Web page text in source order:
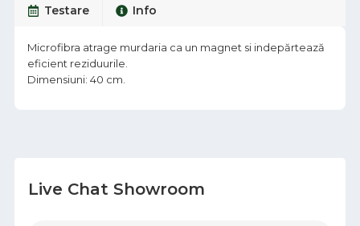
Live Chat Showroom
Testare Info
Microfibra atrage murdaria ca un magnet si indepărtează
eficient reziduurile.
Dimensiuni: 40 cm.